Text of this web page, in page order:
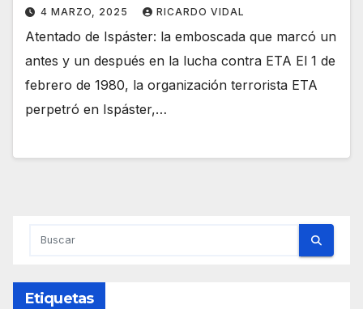
4 MARZO, 2025 RICARDO VIDAL
Atentado de Ispáster: la emboscada que marcó un
antes y un después en la lucha contra ETA El 1 de
febrero de 1980, la organización terrorista ETA
perpetró en Ispáster,…
Etiquetas